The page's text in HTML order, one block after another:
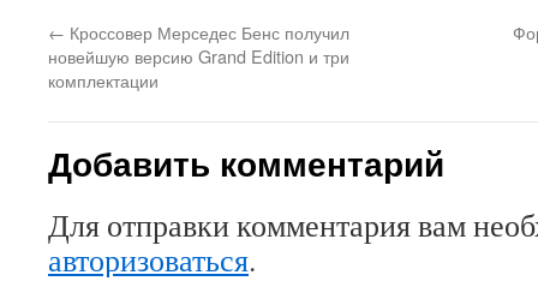
← Кроссовер Мерседес Бенс получил
новейшую версию Grand Edition и три
комплектации
Добавить комментарий
Для отправки комментария вам
авторизоваться.